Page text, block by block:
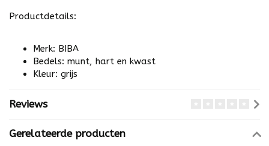
Productdetails:
Merk: BIBA
Bedels: munt, hart en kwast
Kleur: grijs
Reviews
Gerelateerde producten